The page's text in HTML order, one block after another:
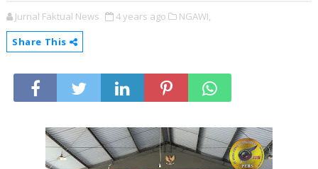
Jurnal Faktual News 4 years ago
NGAWI,
Share This